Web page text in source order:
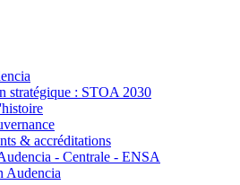
stratégique : STOA 2030
& accréditations
- Centrale - ENSA
Audencia